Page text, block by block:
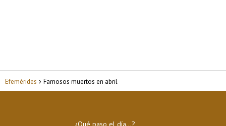
Efemérides Famosos muertos en abril
¿Qué paso el día…?